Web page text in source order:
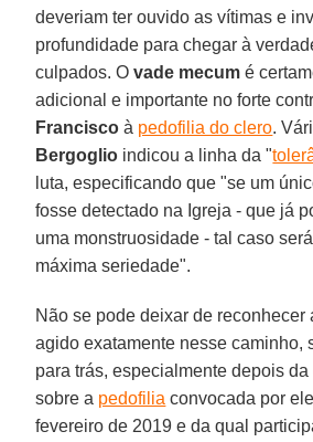
deveriam ter ouvido as vítimas e
profundidade para chegar à
culpados. Ovade mecum é
adicional e importante no forte
Francisco à pedofilia do clero.
Bergoglio indicou a linha da "
luta, especificando que "se um
fosse detectado na Igreja - que já
uma monstruosidade - tal caso
máxima seriedade".
Não se pode deixar de reconhecer
agido exatamente nesse caminho,
para trás, especialmente depois
sobre a pedofilia convocada por
fevereiro de 2019 e da qual